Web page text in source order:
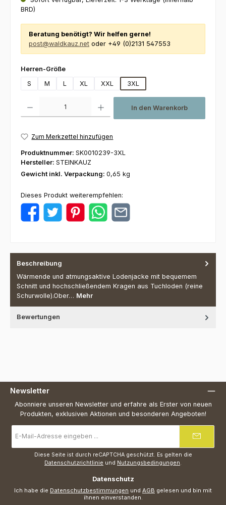
BRD)
Beratung benötigt? Wir helfen gerne!
post@waldkauz.net oder +49 (0)2131 547553
Herren-Größeauswählen
S
M L XL XXL 3XL
In den Warenkorb
Zum Merkzettel hinzufügen
Produktnummer: SK0010239-3XL
Hersteller: STEINKAUZ
Gewicht inkl. Verpackung: 0,65 kg
Dieses Produkt weiterempfehlen:
Beschreibung
Wärmende und atmungsaktive Lodenjacke mit bequemem
Schnitt und hochschließendem Kragen aus Tuchloden (reine
Schurwolle).Ober… Mehr
Bewertungen
Newsletter
Abonniere unseren Newsletter und erfahre als Erster von neuen
Produkten, exklusiven Aktionen und besonderen Angeboten!
Mail-
Adresse
Diese Seite ist durch reCAPTCHA geschützt. Es gelten die
Datenschutzrichtlinie und Nutzungsbedingungen.
Datenschutz
Ich habe die Datenschutzbestimmungen und AGB gelesen und bin mit
ihnen einverstanden.